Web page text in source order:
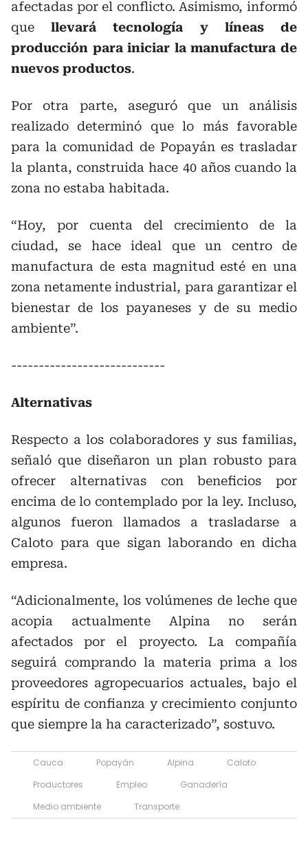
afectadas por el conflicto. Asimismo, informó
que llevará tecnología y líneas de
producción para iniciar la manufactura de
nuevos productos.
Por otra parte, aseguró que un análisis
realizado determinó que lo más favorable
para la comunidad de Popayán es trasladar
la planta, construida hace 40 años cuando la
zona no estaba habitada.
“Hoy, por cuenta del crecimiento de la
ciudad, se hace ideal que un centro de
manufactura de esta magnitud esté en una
zona netamente industrial, para garantizar el
bienestar de los payaneses y de su medio
ambiente”.
----------------------------
Alternativas
Respecto a los colaboradores y sus familias,
señaló que diseñaron un plan robusto para
ofrecer alternativas con beneficios por
encima de lo contemplado por la ley. Incluso,
algunos fueron llamados a trasladarse a
Caloto para que sigan laborando en dicha
empresa.
“Adicionalmente, los volúmenes de leche que
acopia actualmente Alpina no serán
afectados por el proyecto. La compañía
seguirá comprando la materia prima a los
proveedores agropecuarios actuales, bajo el
espíritu de confianza y crecimiento conjunto
que siempre la ha caracterizado”, sostuvo.
Cauca Popayán Alpina
Caloto
Productores
Empleo
Ganadería
Medio ambiente
Transporte